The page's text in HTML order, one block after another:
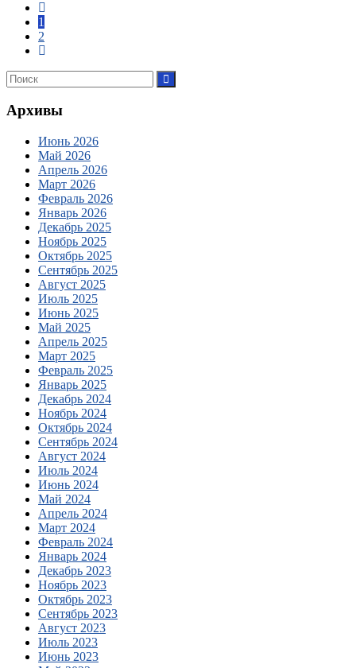
1
2
Архивы
Июнь 2026
Май 2026
Апрель 2026
Март 2026
Февраль 2026
Январь 2026
Декабрь 2025
Ноябрь 2025
Октябрь 2025
Сентябрь 2025
Август 2025
Июль 2025
Июнь 2025
Май 2025
Апрель 2025
Март 2025
Февраль 2025
Январь 2025
Декабрь 2024
Ноябрь 2024
Октябрь 2024
Сентябрь 2024
Август 2024
Июль 2024
Июнь 2024
Май 2024
Апрель 2024
Март 2024
Февраль 2024
Январь 2024
Декабрь 2023
Ноябрь 2023
Октябрь 2023
Сентябрь 2023
Август 2023
Июль 2023
Июнь 2023